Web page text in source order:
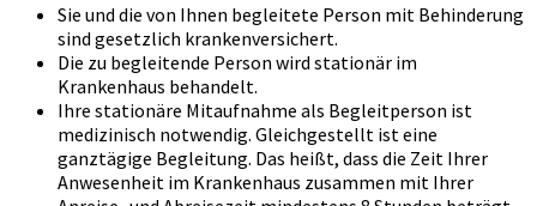
Sie und die von Ihnen begleitete Person mit Behinderung
sind gesetzlich krankenversichert.
Die zu begleitende Person wird stationär im
Krankenhaus behandelt.
Ihre stationäre Mitaufnahme als Begleitperson ist
medizinisch notwendig. Gleichgestellt ist eine
ganztägige Begleitung. Das heißt, dass die Zeit Ihrer
Anwesenheit im Krankenhaus zusammen mit Ihrer